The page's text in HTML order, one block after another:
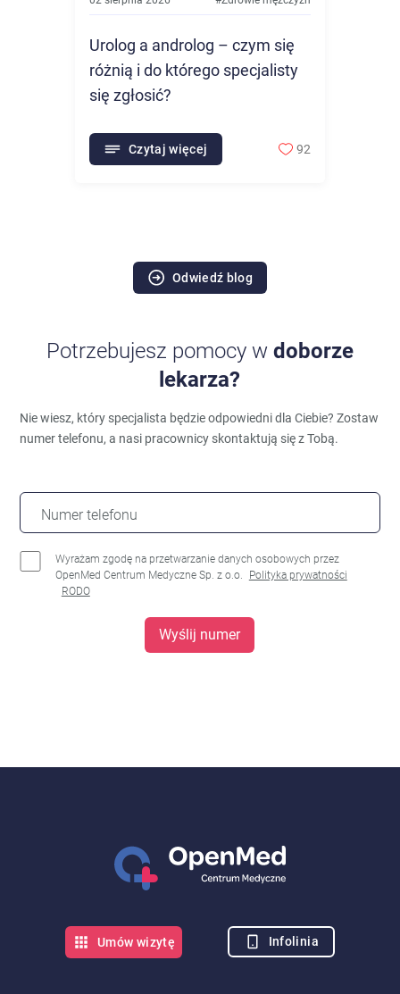
Urolog a androlog – czym się
różnią i do którego specjalisty
się zgłosić?
Czytaj więcej 92
Odwiedź blog
Potrzebujesz pomocy w doborze
lekarza?
Nie wiesz, który specjalista będzie odpowiedni dla Ciebie?Zostaw
numer telefonu, a nasi pracownicy skontaktują się z Tobą.
Numer telefonu
Wyrażam zgodę na przetwarzanie danych osobowych przez
OpenMed Centrum Medyczne Sp. z o.o.
Polityka prywatności
RODO
Wyślij numer
Umów wizytę Infolinia